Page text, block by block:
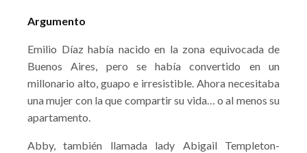
Argumento
Emilio Díaz había nacido en la zona equivocada de
Buenos Aires, pero se había convertido en un
millonario alto, guapo e irresistible. Ahora necesitaba
una mujer con la que compartir su vida… o al menos su
apartamento.
Abby, también llamada lady Abigail Templeton-